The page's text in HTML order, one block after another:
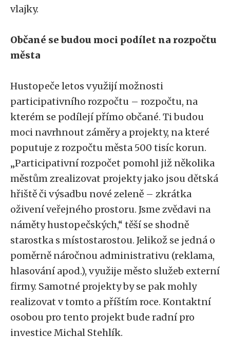
vlajky.
Občané se budou moci podílet na rozpočtu
města
Hustopeče letos využijí možnosti
participativního rozpočtu – rozpočtu, na
kterém se podílejí přímo občané. Ti budou
moci navrhnout záměry a projekty, na které
poputuje z rozpočtu města 500 tisíc korun.
„Participativní rozpočet pomohl již několika
městům zrealizovat projekty jako jsou dětská
hřiště či výsadbu nové zeleně – zkrátka
oživení veřejného prostoru. Jsme zvědavi na
náměty hustopečských,“ těší se shodně
starostka s místostarostou. Jelikož se jedná o
poměrně náročnou administrativu (reklama,
hlasování apod.), využije město služeb externí
firmy. Samotné projekty by se pak mohly
realizovat v tomto a příštím roce. Kontaktní
osobou pro tento projekt bude radní pro
investice Michal Stehlík.